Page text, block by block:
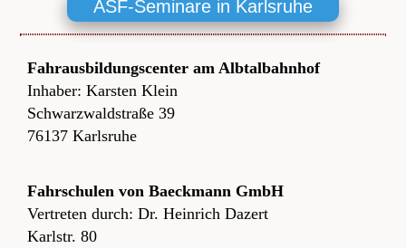
ASF-Seminare in Karlsruhe
Fahrausbildungscenter am Albtalbahnhof
Inhaber: Karsten Klein
Schwarzwaldstraße 39
76137 Karlsruhe
Fahrschulen von Baeckmann GmbH
Vertreten durch: Dr. Heinrich Dazert
Karlstr. 80